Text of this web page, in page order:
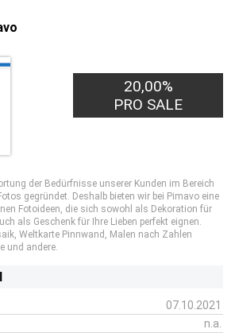
20,00%
PRO SALE
der Bedürfnisse unserer Kunden im Bereich
gegründet. Deshalb bieten wir bei Pimavo eine
Fotoideen, die sich sowohl als Dekoration für
als Geschenk für Ihre Lieben perfekt eignen.
Weltkarte Pinnwand, Malen nach Zahlen
und andere.
07.10.2021
n.a.